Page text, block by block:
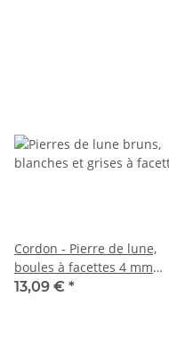
Cordon - Pierre de lune,
boules à facettes 4 mm
multicolores, longueur 38,5
13,09 € *